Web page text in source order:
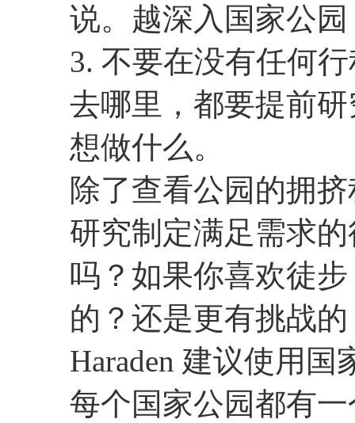
说。越深入国家公
3. 不要在没有任何
去哪里，都要提前
想做什么。
除了查看公园的拥
研究制定满足需求
吗？如果你喜欢徒
的？还是更有挑战的
Haraden 建议使用
每个国家公园都有